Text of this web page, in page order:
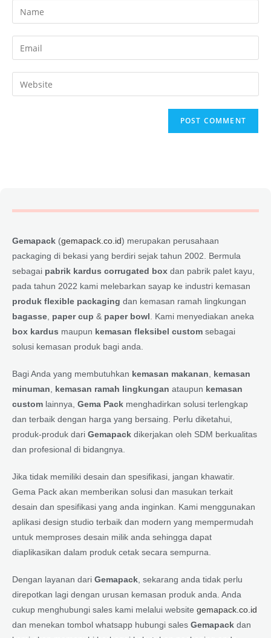
Gemapack (gemapack.co.id) merupakan perusahaan
packaging di bekasi yang berdiri sejak tahun 2002. Bermula
sebagai pabrik kardus corrugated box dan pabrik palet kayu,
pada tahun 2022 kami melebarkan sayap ke industri kemasan
produk flexible packaging dan kemasan ramah lingkungan
bagasse paper cup & paper bowl . Kami menyediakan aneka
box kardus maupun kemasan fleksibel custom sebagai
solusi kemasan produk bagi anda.
Bagi Anda yang membutuhkan kemasan makanan
kemasan
minuman
kemasan ramah lingkungan ataupun kemasan
custom lainnya, Gema Pack menghadirkan solusi terlengkap
dan terbaik dengan harga yang bersaing. Perlu diketahui,
produk-produk dari Gemapack dikerjakan oleh SDM berkualitas
dan profesional di bidangnya.
Jika tidak memiliki desain dan spesifikasi, jangan khawatir.
Gema Pack akan memberikan solusi dan masukan terkait
desain dan spesifikasi yang anda inginkan. Kami menggunakan
aplikasi design studio terbaik dan modern yang mempermudah
untuk memproses desain milik anda sehingga dapat
diaplikasikan dalam produk cetak secara sempurna.
Dengan layanan dari Gemapack , sekarang anda tidak perlu
direpotkan lagi dengan urusan kemasan produk anda. Anda
cukup menghubungi sales kami melalui website gemapack.co.id
dan menekan tombol whatsapp hubungi sales Gemapack dan